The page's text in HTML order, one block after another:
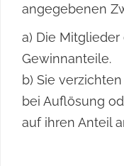
angegebenen
a) Die
Gewinnanteile.
b) Sie
bei Auflösung
auf ihren Anteil